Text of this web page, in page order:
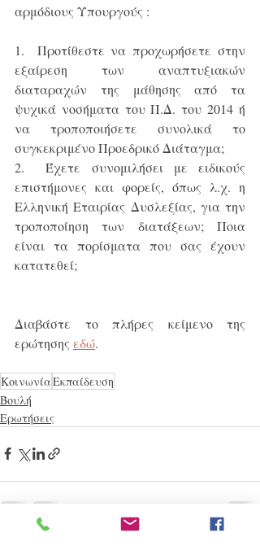
αρμόδιους Υπουργούς :
1.  Προτίθεστε να προχωρήσετε στην
εξαίρεση των αναπτυξιακών
διαταραχών της μάθησης από τα
ψυχικά νοσήματα του Π.Δ. του 2014 ή
να τροποποιήσετε συνολικά το
συγκεκριμένο Προεδρικό Διάταγμα;
2.  Έχετε συνομιλήσει με ειδικούς
επιστήμονες και φορείς, όπως λ.χ. η
Ελληνική Εταιρίας Δυσλεξίας, για την
τροποποίηση των διατάξεων; Ποια
είναι τα πορίσματα που σας έχουν
κατατεθεί;
Διαβάστε το πλήρες κείμενο της
ερώτησης εδώ.
ΚοινωνίαΕκπαίδευση
Βουλή
Ερωτήσεις